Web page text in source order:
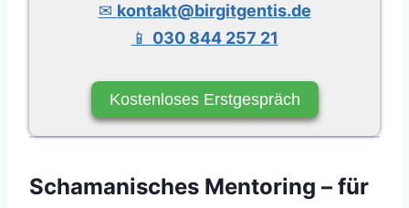
✉ kontakt@birgitgentis.de
📱 030 844 257 21
Kostenloses Erstgespräch
Schamanisches Mentoring – für